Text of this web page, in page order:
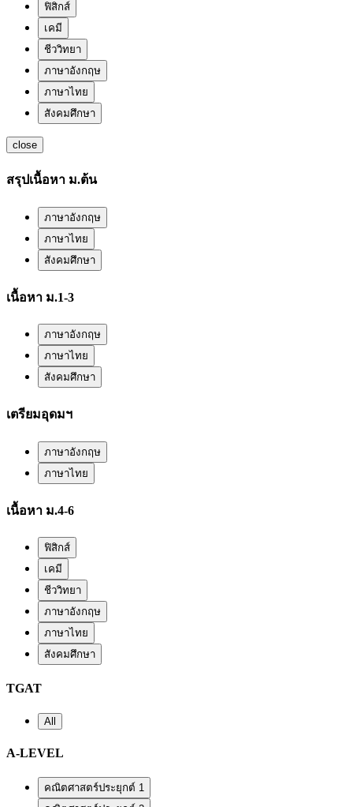
ฟิสิกส์
เคมี
ชีววิทยา
ภาษาอังกฤษ
ภาษาไทย
สังคมศึกษา
close
สรุปเนื้อหา ม.ต้น
ภาษาอังกฤษ
ภาษาไทย
สังคมศึกษา
เนื้อหา ม.1-3
ภาษาอังกฤษ
ภาษาไทย
สังคมศึกษา
เตรียมอุดมฯ
ภาษาอังกฤษ
ภาษาไทย
เนื้อหา ม.4-6
ฟิสิกส์
เคมี
ชีววิทยา
ภาษาอังกฤษ
ภาษาไทย
สังคมศึกษา
TGAT
All
A-LEVEL
คณิตศาสตร์ประยุกต์ 1